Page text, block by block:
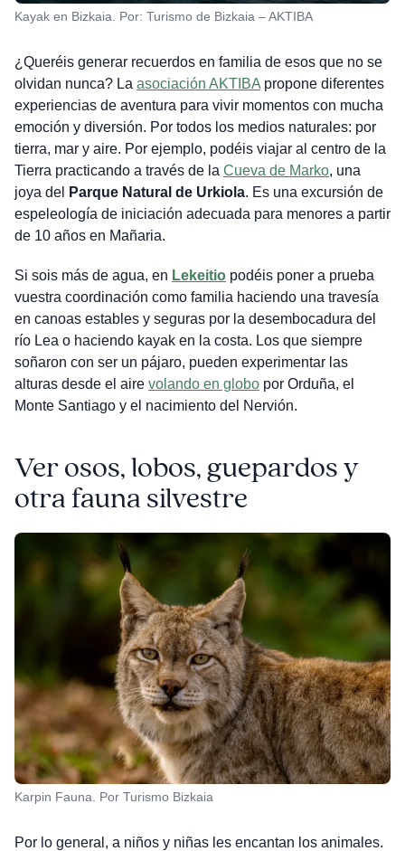
Kayak en Bizkaia. Por: Turismo de Bizkaia – AKTIBA
¿Queréis generar recuerdos en familia de esos que no se
olvidan nunca? La asociación AKTIBApropone diferentes
experiencias de aventura para vivir momentos con mucha
emoción y diversión. Por todos los medios naturales: por
tierra, mar y aire. Por ejemplo, podéis viajar al centro de la
Tierra practicando a través de la Cueva de Marko, una
joya del
Parque Natural de Urkiola. Es una excursión de
espeleología de iniciación adecuada para menores a partir
de 10 años en Mañaria.
Si sois más de agua, en Lekeitio podéis poner a prueba
vuestra coordinación como familia haciendo una travesía
en canoas estables y seguras por la desembocadura del
río Lea o haciendo kayak en la costa. Los que siempre
soñaron con ser un pájaro, pueden experimentar las
alturas desde el aire volando en globopor Orduña, el
Monte Santiago y el nacimiento del Nervión.
Ver osos, lobos, guepardos y
otra fauna silvestre
Karpin Fauna. Por Turismo Bizkaia
Por lo general, a niños y niñas les encantan los animales.